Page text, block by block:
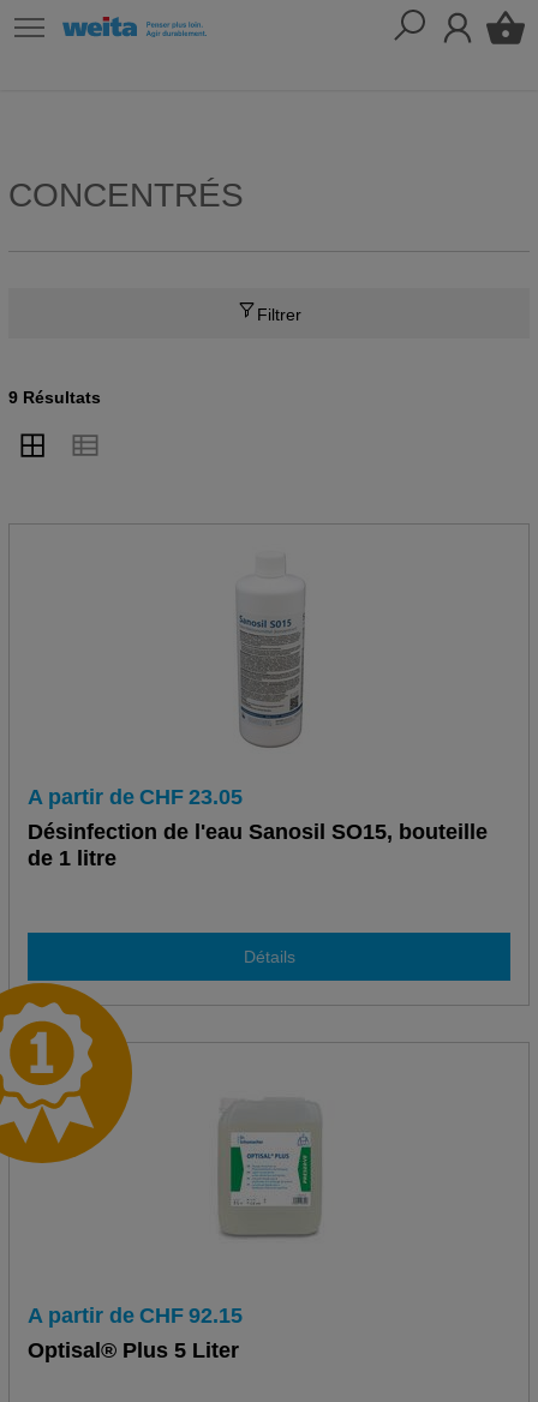
CONCENTRÉS
Filtrer
9 Résultats
A partir de CHF 23.05
Désinfection de l'eau Sanosil SO15, bouteille
de 1 litre
Détails
A partir de CHF 92.15
Optisal® Plus 5 Liter